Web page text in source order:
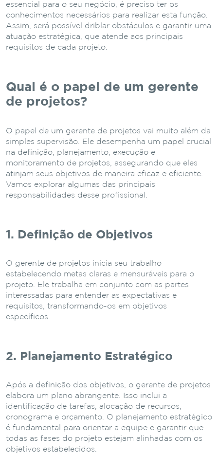
essencial para o seu negócio, é preciso ter os
conhecimentos necessários para realizar esta função.
Assim, será possível driblar obstáculos e garantir uma
atuação estratégica, que atende aos principais
requisitos de cada projeto.
Qual é o papel de um gerente
de projetos?
O papel de um gerente de projetos vai muito além da
simples supervisão. Ele desempenha um papel crucial
na definição, planejamento, execução e
monitoramento de projetos, assegurando que eles
atinjam seus objetivos de maneira eficaz e eficiente.
Vamos explorar algumas das principais
responsabilidades desse profissional.
1. Definição de Objetivos
O gerente de projetos inicia seu trabalho
estabelecendo metas claras e mensuráveis para o
projeto. Ele trabalha em conjunto com as partes
interessadas para entender as expectativas e
requisitos, transformando-os em objetivos
específicos.
2. Planejamento Estratégico
Após a definição dos objetivos, o gerente de projetos
elabora um plano abrangente. Isso inclui a
identificação de tarefas, alocação de recursos,
cronograma e orçamento. O planejamento estratégico
é fundamental para orientar a equipe e garantir que
todas as fases do projeto estejam alinhadas com os
objetivos estabelecidos.